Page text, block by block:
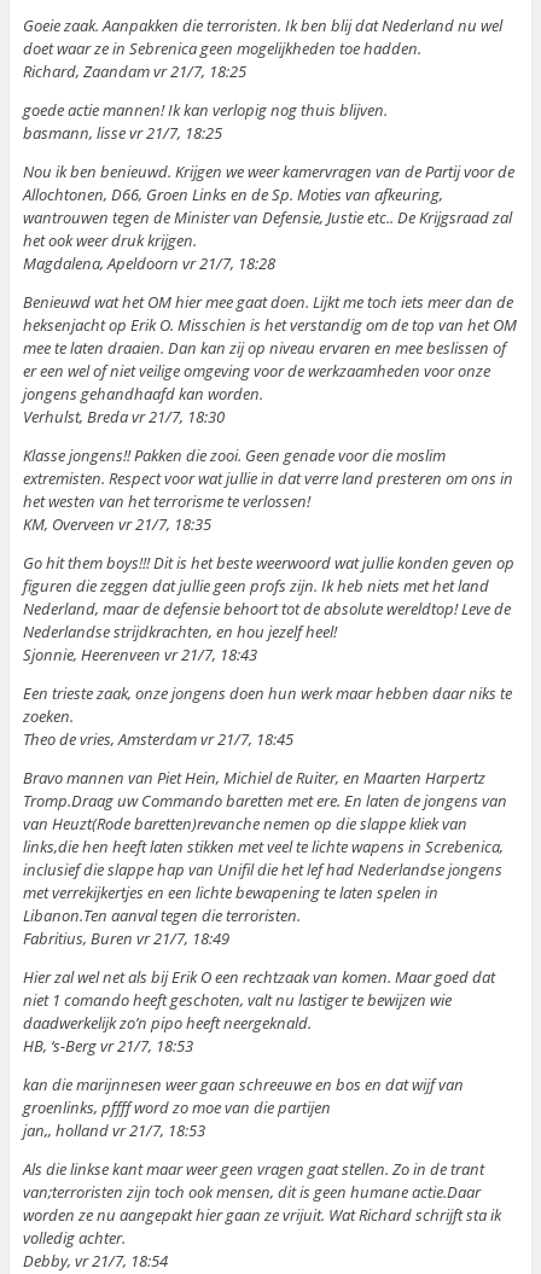
Goeie zaak. Aanpakken die terroristen. Ik ben blij dat Nederland nu wel
doet waar ze in Sebrenica geen mogelijkheden toe hadden.
Richard, Zaandam vr 21/7, 18:25
goede actie mannen! Ik kan verlopig nog thuis blijven.
basmann, lisse vr 21/7, 18:25
Nou ik ben benieuwd. Krijgen we weer kamervragen van de Partij voor de
Allochtonen, D66, Groen Links en de Sp. Moties van afkeuring,
wantrouwen tegen de Minister van Defensie, Justie etc.. De Krijgsraad zal
het ook weer druk krijgen.
Magdalena, Apeldoorn vr 21/7, 18:28
Benieuwd wat het OM hier mee gaat doen. Lijkt me toch iets meer dan de
heksenjacht op Erik O. Misschien is het verstandig om de top van het OM
mee te laten draaien. Dan kan zij op niveau ervaren en mee beslissen of
er een wel of niet veilige omgeving voor de werkzaamheden voor onze
jongens gehandhaafd kan worden.
Verhulst, Breda vr 21/7, 18:30
Klasse jongens!! Pakken die zooi. Geen genade voor die moslim
extremisten. Respect voor wat jullie in dat verre land presteren om ons in
het westen van het terrorisme te verlossen!
KM, Overveen vr 21/7, 18:35
Go hit them boys!!! Dit is het beste weerwoord wat jullie konden geven op
figuren die zeggen dat jullie geen profs zijn. Ik heb niets met het land
Nederland, maar de defensie behoort tot de absolute wereldtop! Leve de
Nederlandse strijdkrachten, en hou jezelf heel!
Sjonnie, Heerenveen vr 21/7, 18:43
Een trieste zaak, onze jongens doen hun werk maar hebben daar niks te
zoeken.
Theo de vries, Amsterdam vr 21/7, 18:45
Bravo mannen van Piet Hein, Michiel de Ruiter, en Maarten Harpertz
Tromp.Draag uw Commando baretten met ere. En laten de jongens van
van Heuzt(Rode baretten)revanche nemen op die slappe kliek van
links,die hen heeft laten stikken met veel te lichte wapens in Screbenica,
inclusief die slappe hap van Unifil die het lef had Nederlandse jongens
met verrekijkertjes en een lichte bewapening te laten spelen in
Libanon.Ten aanval tegen die terroristen.
Fabritius, Buren vr 21/7, 18:49
Hier zal wel net als bij Erik O een rechtzaak van komen. Maar goed dat
niet 1 comando heeft geschoten, valt nu lastiger te bewijzen wie
daadwerkelijk zo’n pipo heeft neergeknald.
HB, ‘s-Berg vr 21/7, 18:53
kan die marijnnesen weer gaan schreeuwe en bos en dat wijf van
groenlinks, pffff word zo moe van die partijen
jan,, holland vr 21/7, 18:53
Als die linkse kant maar weer geen vragen gaat stellen. Zo in de trant
van;terroristen zijn toch ook mensen, dit is geen humane actie.Daar
worden ze nu aangepakt hier gaan ze vrijuit. Wat Richard schrijft sta ik
volledig achter.
Debby, vr 21/7, 18:54